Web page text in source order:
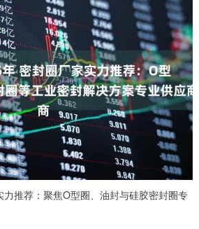
推荐：聚焦O型圈、油封与硅胶密封圈专